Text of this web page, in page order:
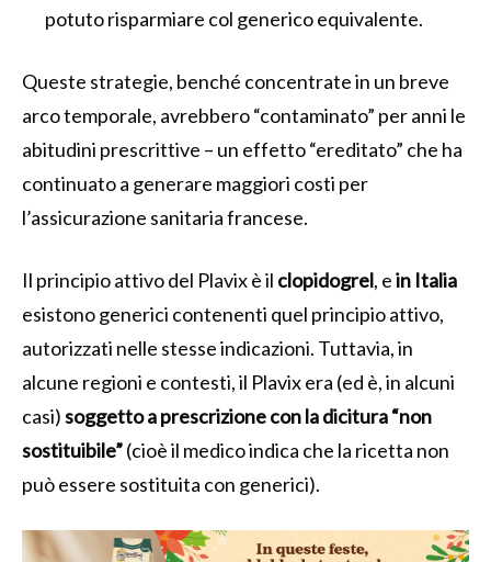
potuto risparmiare col generico equivalente.
Queste strategie, benché concentrate in un breve
arco temporale, avrebbero “contaminato” per anni le
abitudini prescrittive – un effetto “ereditato” che ha
continuato a generare maggiori costi per
l’assicurazione sanitaria francese.
Il principio attivo del Plavix è il clopidogrel, ein Italia
esistono generici contenenti quel principio attivo,
autorizzati nelle stesse indicazioni. Tuttavia, in
alcune regioni e contesti, il Plavix era (ed è, in alcuni
casi)soggetto a prescrizione con la dicitura “non
sostituibile”(cioè il medico indica che la ricetta non
può essere sostituita con generici).